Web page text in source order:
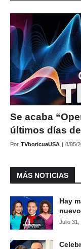
Se acaba
últimos días
Por TVboricuaUSA | 8/05/
MÁS NOTICIAS
Hay
Julio 31,